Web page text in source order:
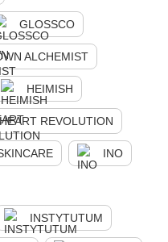
GLOSSCO
ALCHEMIST
HEIMISH
REVOLUTION
INO
INSTYTUTUM